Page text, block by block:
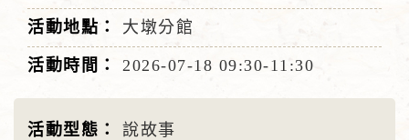
大墩分館
2026-07-18 09:30-11:30
說故事